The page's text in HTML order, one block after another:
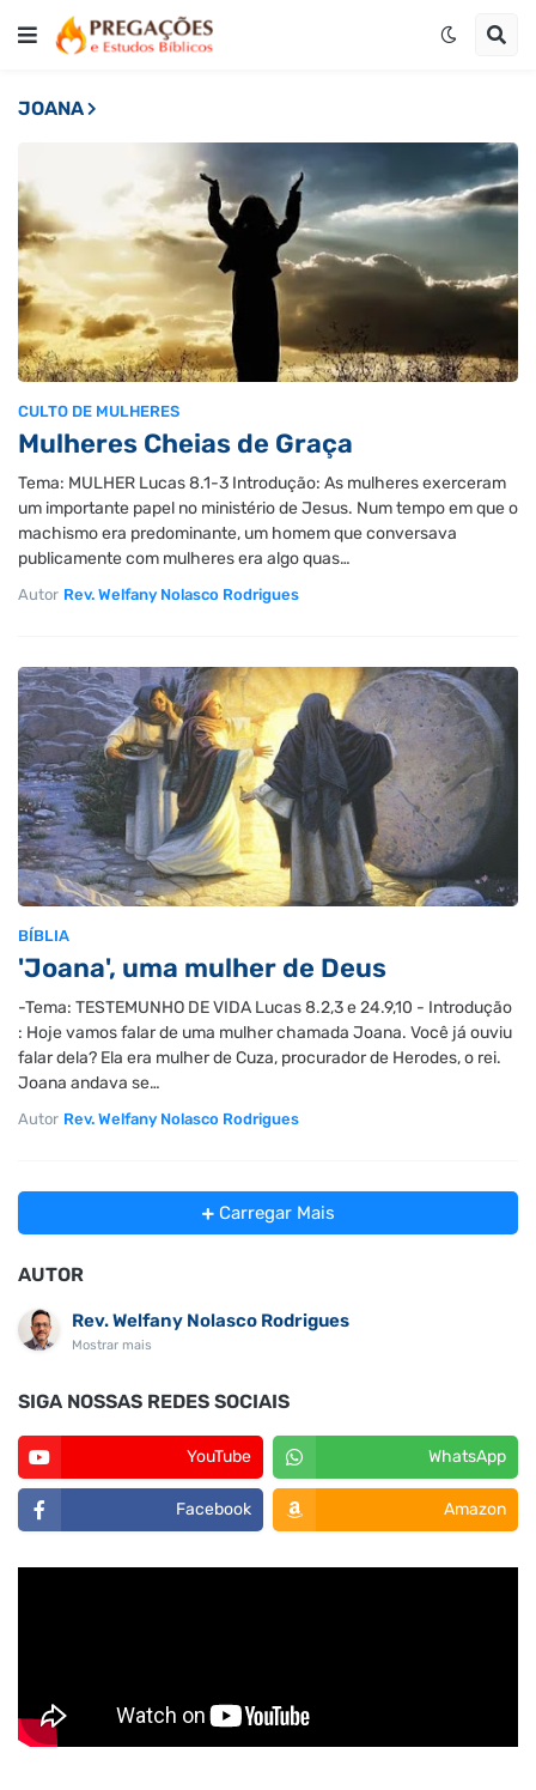
JOANA
CULTO DE MULHERES
Mulheres Cheias de Graça
Tema: MULHER Lucas 8.1-3 Introdução: As mulheres exerceram
um importante papel no ministério de Jesus. Num tempo em que o
machismo era predominante, um homem que conversava
publicamente com mulheres era algo quas…
Autor Rev. Welfany Nolasco Rodrigues
BÍBLIA
'Joana', uma mulher de Deus
-Tema: TESTEMUNHO DE VIDA Lucas 8.2,3 e 24.9,10 - Introdução
: Hoje vamos falar de uma mulher chamada Joana. Você já ouviu
falar dela? Ela era mulher de Cuza, procurador de Herodes, o rei.
Joana andava se…
Autor Rev. Welfany Nolasco Rodrigues
Carregar Mais
AUTOR
Rev. Welfany Nolasco Rodrigues
Mostrar mais
SIGA NOSSAS REDES SOCIAIS
YouTube WhatsApp
Facebook Amazon